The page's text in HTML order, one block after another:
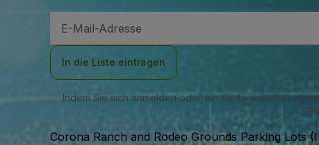
Mail-
In die Liste eintragen
Indem Sie sich anmelden oder ein Konto erstellen,
Corona Ranch and Rodeo Grounds Parking Lots